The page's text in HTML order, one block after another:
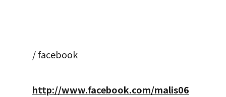
/ facebook
http://www.facebook.com/malis06